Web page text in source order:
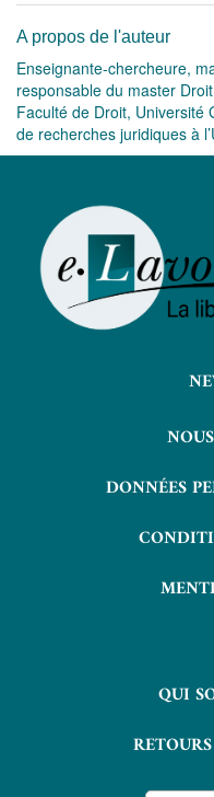
A propos de l'auteur
Enseignante-chercheure,
responsable du master
Faculté de Droit, Université
de recherches juridiques à
DONNÉES
QUI